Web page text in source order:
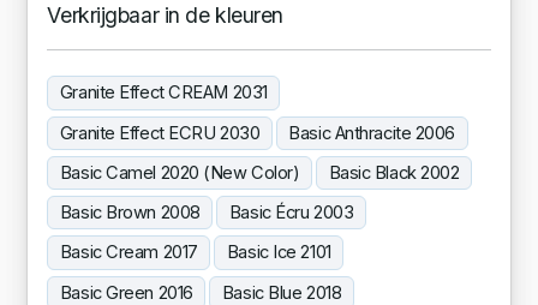
Verkrijgbaar in de kleuren
Granite Effect CREAM 2031
Granite Effect ECRU 2030
Basic Anthracite 2006
Basic Camel 2020 (New Color)
Basic Black 2002
Basic Brown 2008
Basic Écru 2003
Basic Cream 2017
Basic Ice 2101
Basic Green 2016
Basic Blue 2018